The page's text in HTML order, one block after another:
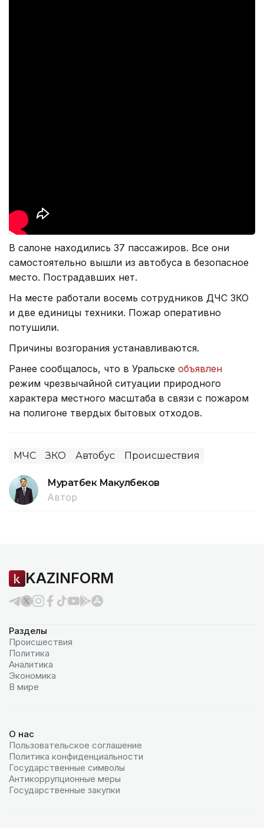
В салоне находились 37 пассажиров. Все они
самостоятельно вышли из автобуса в безопасное
место. Пострадавших нет.
На месте работали восемь сотрудников ДЧС ЗКО
и две единицы техники. Пожар оперативно
потушили.
Причины возгорания устанавливаются.
Ранее сообщалось, что в Уральске объявлен
режим чрезвычайной ситуации природного
характера местного масштаба в связи с пожаром
на полигоне твердых бытовых отходов.
МЧС ЗКО Автобус Происшествия
Муратбек Макулбеков
Автор
KAZINFORM
Разделы
Происшествия
Политика
Аналитика
Экономика
В мире
О нас
Пользовательское соглашение
Политика конфиденциальности
Государственные символы
Антикоррупционные меры
Государственные закупки